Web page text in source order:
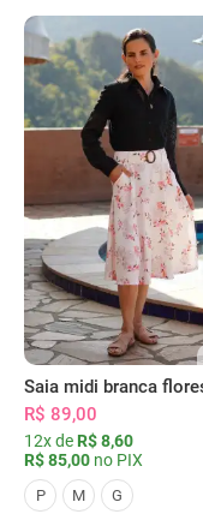
R$ 89,00
12x de R$ 8,60
R$ 85,00 no PIX
P M G